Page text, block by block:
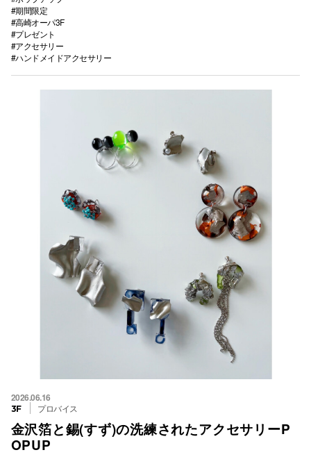
#期間限定
#高崎オーパ3F
#プレゼント
#アクセサリー
#ハンドメイドアクセサリー
2026.06.16
3F プロバイス
金沢箔と錫(すず)の洗練されたアクセサリーP
OPUP